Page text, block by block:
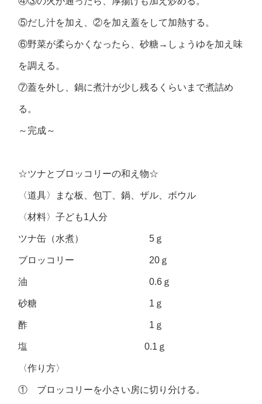
⑤だし汁を加え、②を加え蓋をして加熱する。
⑥野菜が柔らかくなったら、砂糖→しょうゆを加え味
を調える。
⑦蓋を外し、鍋に煮汁が少し残るくらいまで煮詰め
る。
～完成～
☆ツナとブロッコリーの和え物☆
〈道具〉まな板、包丁、鍋、ザル、ボウル
〈材料〉子ども1人分
ツナ缶（水煮） 5ｇ
ブロッコリー 20ｇ
油 0.6ｇ
砂糖 1ｇ
酢 1ｇ
塩 0.1ｇ
〈作り方〉
① ブロッコリーを小さい房に切り分ける。